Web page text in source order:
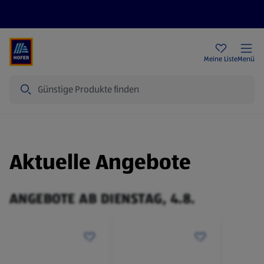
Meine ListeMenü
Aktuelle Angebote
ANGEBOTE AB DIENSTAG, 4.8.